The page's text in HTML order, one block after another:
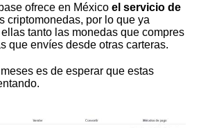
ofrece en Méxicoel servicio de
criptomonedas, por lo que ya
tanto las monedas que compres
que envíes desde otras carteras.
es de esperar que estas